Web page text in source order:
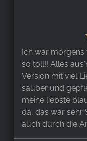
Ich war morgens
so toll!! Alles
Version mit viel
sauber und
meine liebste
da, das war sehr
auch durch die